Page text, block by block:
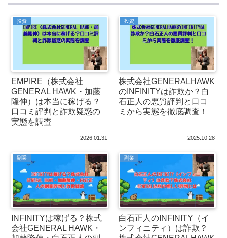
投資
EMPIRE（株式会社
GENERAL HAWK・加藤
隆伸）は本当に稼げる？
口コミ評判と詐欺疑惑の
実態を調査
2026.01.31
投資
株式会社GENERALHAWK
のINFINITYは詐欺か？白
石正人の悪質評判と口コ
ミから実態を徹底調査！
2025.10.28
副業
INFINITYは稼げる？株式
会社GENERAL HAWK・
副業
白石正人のINFINITY（イ
ンフィニティ）は詐欺？